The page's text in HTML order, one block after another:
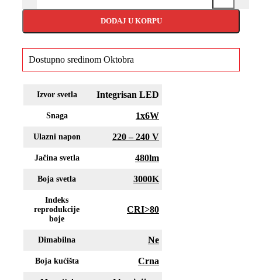
DODAJ U KORPU
Dostupno sredinom Oktobra
Izvor svetla Integrisan LED
Snaga 1x6W
Ulazni napon 220 – 240 V
Jačina svetla 480lm
Boja svetla 3000K
Indeks
reprodukcije
boje
CRI>80
Dimabilna Ne
Boja kućišta Crna